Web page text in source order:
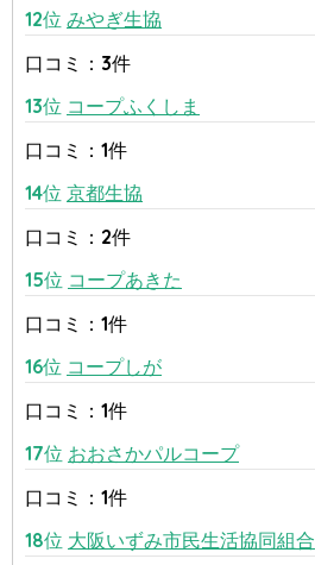
12位 みやぎ生協
口コミ：3件
13位 コープふくしま
口コミ：1件
14位 京都生協
口コミ：2件
15位 コープあきた
口コミ：1件
16位 コープしが
口コミ：1件
17位 おおさかパルコープ
口コミ：1件
18位 大阪いずみ市民生活協同組合